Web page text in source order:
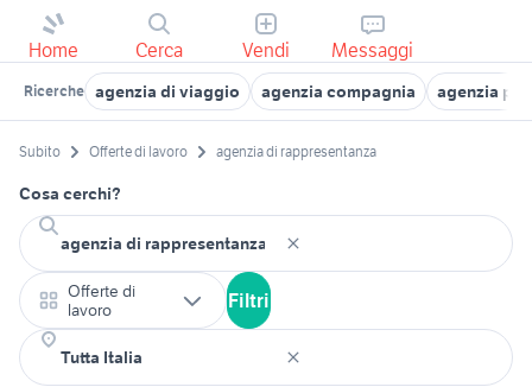
Home Cerca Vendi Messaggi
Ricerche agenzia di viaggio agenzia compagnia agenzia
Subito Offerte di lavoro agenzia di rappresentanza
Cosa cerchi?
Offerte di
lavoro
Filtri